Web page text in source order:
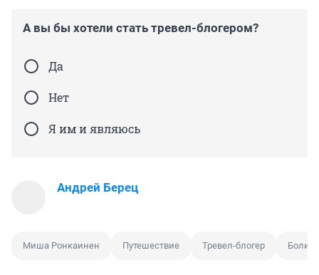
А вы бы хотели стать тревел-блогером?
Да
Нет
Я им и являюсь
Андрей Берец
Миша Ронкаинен Путешествие Тревел-блогер